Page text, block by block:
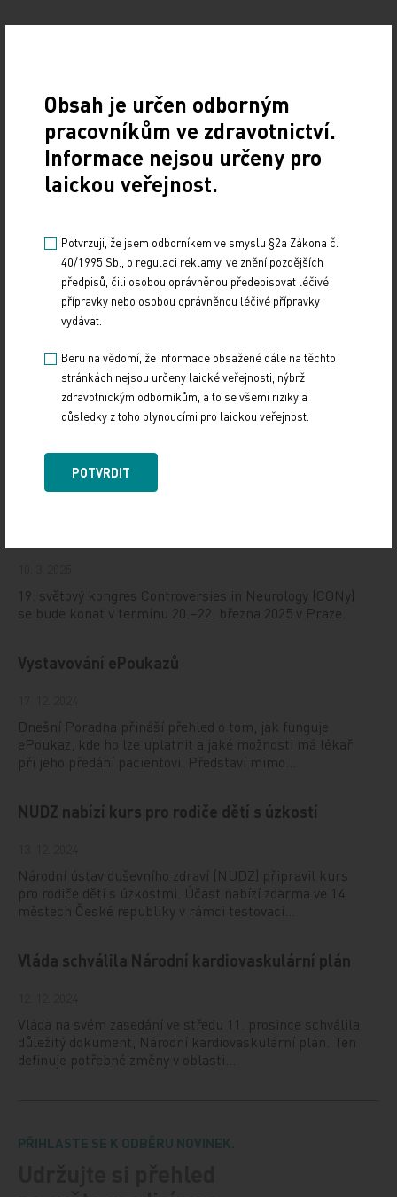
Zdroj: ČTK
Sdílejte článek
19. světový kongres Controversies in Neurology (CONy)
se bude konat v termínu 20.–22. března 2025 v Praze.
Vystavování ePoukazů
Dnešní Poradna přináší přehled o tom, jak funguje
ePoukaz, kde ho lze uplatnit a jaké možnosti má lékař
při jeho předání pacientovi. Představí mimo…
NUDZ nabízí kurs pro rodiče dětí s úzkostí
Národní ústav duševního zdraví (NUDZ) připravil kurs
pro rodiče dětí s úzkostmi. Účast nabízí zdarma ve 14
městech České republiky v rámci testovací…
Vláda schválila Národní kardiovaskulární plán
Vláda na svém zasedání ve středu 11. prosince schválila
důležitý dokument, Národní kardiovaskulární plán. Ten
definuje potřebné změny v oblasti…
PŘIHLASTE SE K ODBĚRU NOVINEK.
Obsah je určen odborným
pracovníkům ve zdravotnictví.
Informace nejsou určeny pro
laickou veřejnost.
Potvrzuji, že jsem odborníkem ve smyslu §2a Zákona č.
40/1995 Sb., o regulaci reklamy, ve znění pozdějších
předpisů, čili osobou oprávněnou předepisovat léčivé
přípravky nebo osobou oprávněnou léčivé přípravky
vydávat.
Beru na vědomí, že informace obsažené dále na těchto
stránkách nejsou určeny laické veřejnosti, nýbrž
zdravotnickým odborníkům, a to se všemi riziky a
důsledky z toho plynoucími pro laickou veřejnost.
POTVRDIT